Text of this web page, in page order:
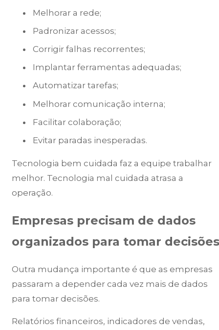
Melhorar a rede;
Padronizar acessos;
Corrigir falhas recorrentes;
Implantar ferramentas adequadas;
Automatizar tarefas;
Melhorar comunicação interna;
Facilitar colaboração;
Evitar paradas inesperadas.
Tecnologia bem cuidada faz a equipe trabalhar
melhor. Tecnologia mal cuidada atrasa a
operação.
Empresas precisam de dados
organizados para tomar decisões
Outra mudança importante é que as empresas
passaram a depender cada vez mais de dados
para tomar decisões.
Relatórios financeiros, indicadores de vendas,